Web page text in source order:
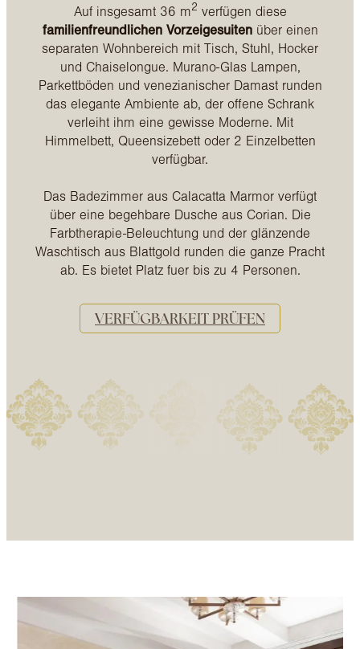
Auf insgesamt 36 m2 verfügen diese
familienfreundlichen Vorzeigesuitenüber einen
separaten Wohnbereich mit Tisch, Stuhl, Hocker
und Chaiselongue. Murano-Glas Lampen,
Parkettböden und venezianischer Damast runden
das elegante Ambiente ab, der offene Schrank
verleiht ihm eine gewisse Moderne. Mit
Himmelbett, Queensizebett oder 2 Einzelbetten
verfügbar.
Das Badezimmer aus Calacatta Marmor verfügt
über eine begehbare Dusche aus Corian. Die
Farbtherapie-Beleuchtung und der glänzende
Waschtisch aus Blattgold runden die ganze Pracht
ab. Es bietet Platz fuer bis zu 4 Personen.
VERFÜGBARKEIT PRÜFEN